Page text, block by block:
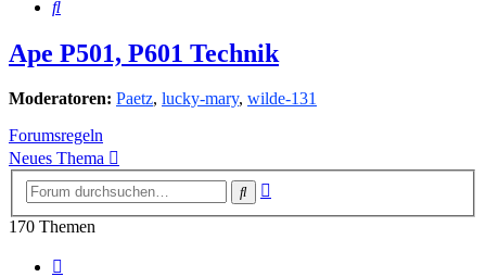
Suche
Ape P501, P601 Technik
Moderatoren: Paetz, lucky-mary, wilde-131
Forumsregeln
Neues Thema
Suche
170 Themen